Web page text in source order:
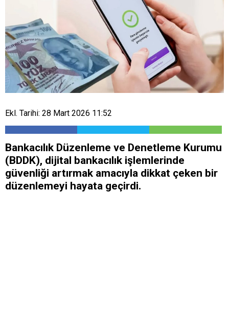
Ekl. Tarihi: 28 Mart 2026 11:52
Bankacılık Düzenleme ve Denetleme Kurumu
(BDDK), dijital bankacılık işlemlerinde
güvenliği artırmak amacıyla dikkat çeken bir
düzenlemeyi hayata geçirdi.